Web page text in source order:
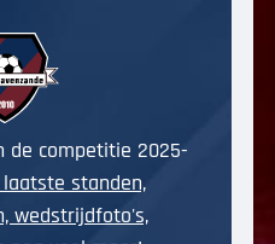
de competitie 2025-
standen,
wedstrijdfoto's,